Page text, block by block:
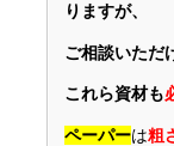
りますが、
ご相談いただ
これら資材も
ペーパーは粗